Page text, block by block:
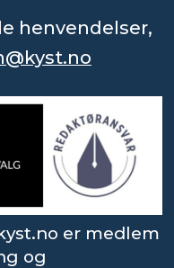
henvendelser,
er medlem
og